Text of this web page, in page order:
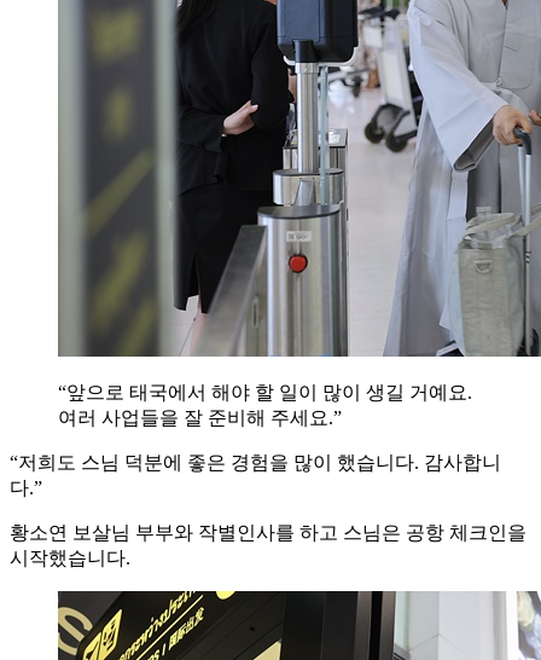
“앞으로 태국에서 해야 할 일이 많이 생길 거예요.
여러 사업들을 잘 준비해 주세요.”
“저희도 스님 덕분에 좋은 경험을 많이 했습니다. 감사합니
다.”
황소연 보살님 부부와 작별인사를 하고 스님은 공항 체크인을
시작했습니다.